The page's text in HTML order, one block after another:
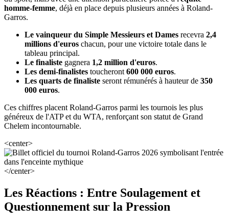
homme-femme, déjà en place depuis plusieurs années à Roland-
Garros.
Le vainqueur du Simple Messieurs et Dames recevra 2,4
millions d'euros chacun, pour une victoire totale dans le
tableau principal.
Le finaliste gagnera 1,2 million d'euros.
Les demi-finalistes toucheront 600 000 euros.
Les quarts de finaliste seront rémunérés à hauteur de 350
000 euros.
Ces chiffres placent Roland-Garros parmi les tournois les plus
généreux de l'ATP et du WTA, renforçant son statut de Grand
Chelem incontournable.
<center>
</center>
Les Réactions : Entre Soulagement et
Questionnement sur la Pression